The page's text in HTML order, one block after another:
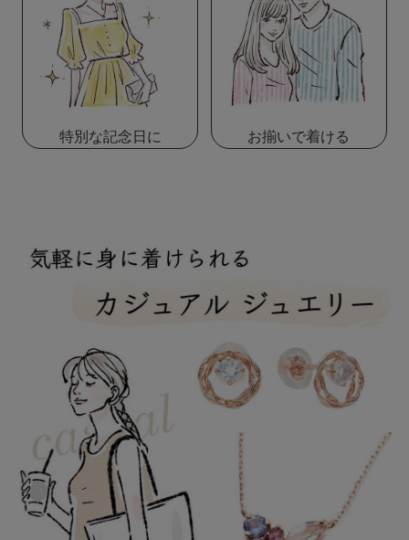
特別な記念日に お揃いで着ける